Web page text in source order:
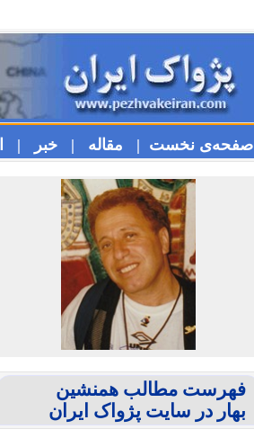
صفحه‌ی نخست | مقاله | خبر |
فهرست مطالب همنشین
بهار در سایت پژواک ایران